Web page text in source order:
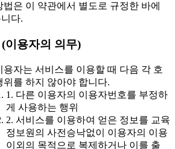
법은 이 약관에서 별도로 규정한 바에
다.
이용자의 의무)
자는 서비스를 이용할 때 다음 각 호
위를 하지 않아야 합니다.
1. 다른 이용자의 이용자번호를 부정하
게 사용하는 행위
2. 서비스를 이용하여 얻은 정보를 교육
정보원의 사전승낙없이 이용자의 이용
이외의 목적으로 복제하거나 이를 출